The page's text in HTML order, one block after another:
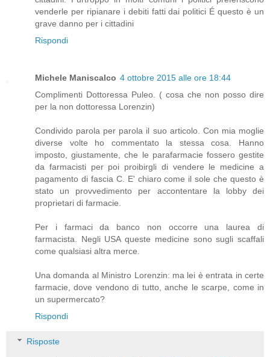
venderle per ripianare i debiti fatti dai politici É questo è un
grave danno per i cittadini
Rispondi
Michele Maniscalco 4 ottobre 2015 alle ore 18:44
Complimenti Dottoressa Puleo. ( cosa che non posso dire
per la non dottoressa Lorenzin)
Condivido parola per parola il suo articolo. Con mia moglie
diverse volte ho commentato la stessa cosa. Hanno
imposto, giustamente, che le parafarmacie fossero gestite
da farmacisti per poi proibirgli di vendere le medicine a
pagamento di fascia C. E' chiaro come il sole che questo è
stato un provvedimento per accontentare la lobby dei
proprietari di farmacie.
Per i farmaci da banco non occorre una laurea di
farmacista. Negli USA queste medicine sono sugli scaffali
come qualsiasi altra merce.
Una domanda al Ministro Lorenzin: ma lei è entrata in certe
farmacie, dove vendono di tutto, anche le scarpe, come in
un supermercato?
Rispondi
Risposte